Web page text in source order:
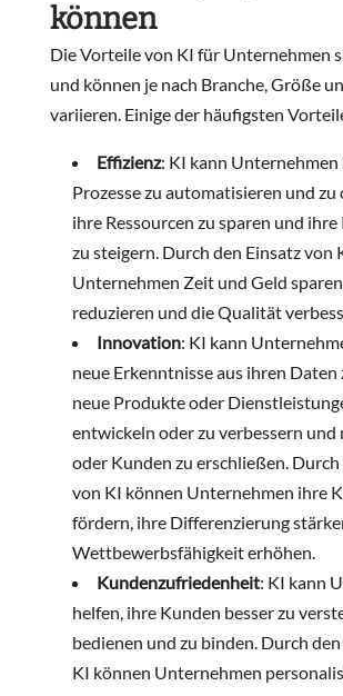
können
Die Vorteile von KI für Unternehmen
und können je nach Branche, Größe
variieren. Einige der häufigsten
Effizienz: KI kann Unternehmen
Prozesse zu automatisieren und
ihre Ressourcen zu sparen und
zu steigern. Durch den Einsatz von
Unternehmen Zeit und Geld
reduzieren und die Qualität
Innovation: KI kann
neue Erkenntnisse aus ihren Daten
neue Produkte oder
entwickeln oder zu verbessern und
oder Kunden zu erschließen. Durch
von KI können Unternehmen ihre
fördern, ihre Differenzierung
Wettbewerbsfähigkeit erhöhen.
Kundenzufriedenheit: KI kann
helfen, ihre Kunden besser zu
bedienen und zu binden. Durch
KI können Unternehmen